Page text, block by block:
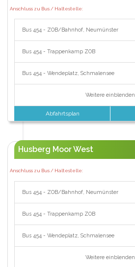
Anschluss zu Bus / Haltestelle:
Bus 454 - ZOB/Bahnhof, Neumünster
Bus 454 - Trappenkamp ZOB
Bus 454 - Wendeplatz, Schmalensee
Weitere einblenden
Abfahrtsplan
Husberg Moor West
Anschluss zu Bus / Haltestelle:
Bus 454 - ZOB/Bahnhof, Neumünster
Bus 454 - Trappenkamp ZOB
Bus 454 - Wendeplatz, Schmalensee
Weitere einblenden